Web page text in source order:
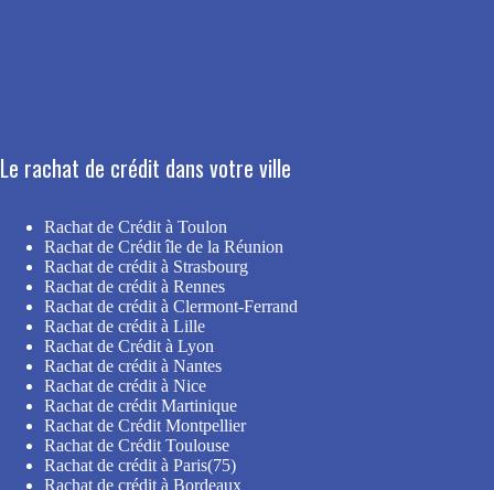
Le rachat de crédit dans votre ville
Rachat de Crédit à Toulon
Rachat de Crédit île de la Réunion
Rachat de crédit à Strasbourg
Rachat de crédit à Rennes
Rachat de crédit à Clermont-Ferrand
Rachat de crédit à Lille
Rachat de Crédit à Lyon
Rachat de crédit à Nantes
Rachat de crédit à Nice
Rachat de crédit Martinique
Rachat de Crédit Montpellier
Rachat de Crédit Toulouse
Rachat de crédit à Paris(75)
Rachat de crédit à Bordeaux